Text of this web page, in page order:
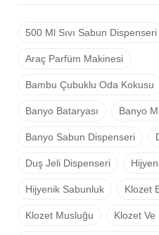
500 Ml Sıvı Sabun Dispenseri
Araç Parfüm Makinesi
Bambu Çubuklu Oda Kokusu
Banyo Bataryası Banyo
Banyo Sabun Dispenseri
Duş Jeli Dispenseri
Hijyenik Sabunluk Klozet
Klozet Musluğu Klozet Ve